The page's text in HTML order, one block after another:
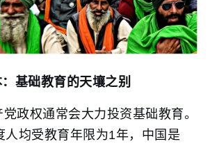
基础教育的天壤之别
政权通常会大力投资基础教育。
人均受教育年限为1年，中国是